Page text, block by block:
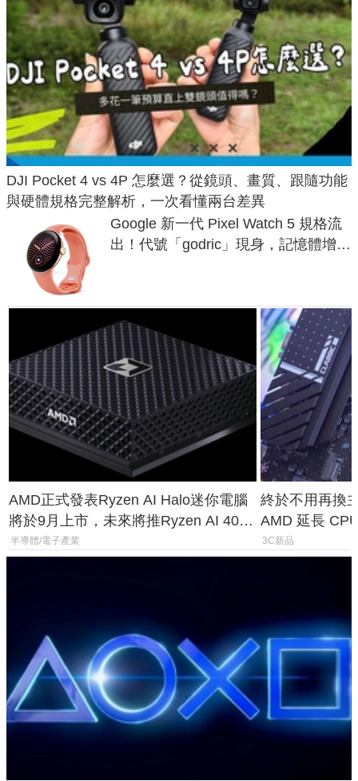
DJI Pocket 4 vs 4P 怎麼選？從鏡頭、畫質、跟隨功能
與硬體規格完整解析，一次看懂兩台差異
Google 新一代 Pixel Watch 5 規格流
出！代號「godric」現身，記憶體增強
AMD正式發表Ryzen AI Halo迷你電腦
將於9月上市，未來將推Ryzen AI 400
Max系列處理器與對應升級版
半導體/電子產業
終於不用再換
AMD 延長
1954 至少能戰
3C新品